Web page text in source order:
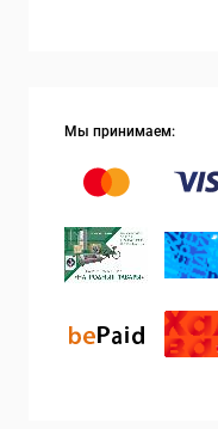
Мы принимаем: